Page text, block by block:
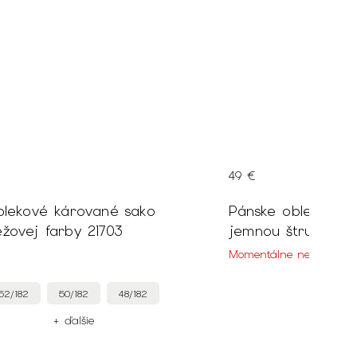
kárované sako
modro-béžovej farby 21703
182 50/182 48/182
+ ďalšie
Pánske oblekové
jemnou štruktúrou
Momentálne
49 €